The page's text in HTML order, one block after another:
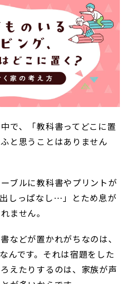
で、「教科書ってどこに置
と思うことはありません
ブルに教科書やプリントが
しっぱなし…」とため息が
ません。
などが置かれがちなのは、
んです。それは宿題をした
えたりするのは、家族が声